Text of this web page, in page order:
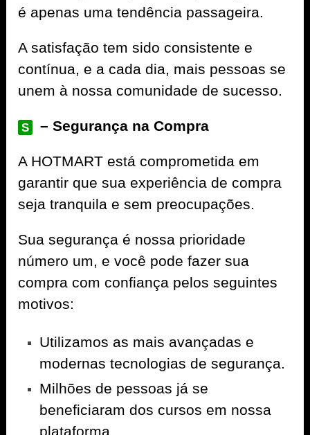
é apenas uma tendência passageira.
A satisfação tem sido consistente e
contínua, e a cada dia, mais pessoas se
unem à nossa comunidade de sucesso.
S – Segurança na Compra
A HOTMART está comprometida em
garantir que sua experiência de compra
seja tranquila e sem preocupações.
Sua segurança é nossa prioridade
número um, e você pode fazer sua
compra com confiança pelos seguintes
motivos:
Utilizamos as mais avançadas e
modernas tecnologias de segurança.
Milhões de pessoas já se
beneficiaram dos cursos em nossa
plataforma.